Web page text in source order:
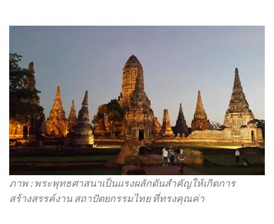
ภาพ : พระพุทธศาสนาเป็นแรงผลักดันสำคัญให้เกิดการ
สร้างสรรค์งาน สถาปัตยกรรมไทย ที่ทรงคุณค่า